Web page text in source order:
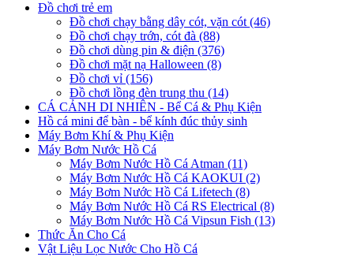
Đồ chơi trẻ em
Đồ chơi chạy bằng dây cót, vặn cót (46)
Đồ chơi chạy trớn, cót đà (88)
Đồ chơi dùng pin & điện (376)
Đồ chơi mặt nạ Halloween (8)
Đồ chơi vỉ (156)
Đồ chơi lồng đèn trung thu (14)
CÁ CẢNH DI NHIÊN - Bể Cá & Phụ Kiện
Hồ cá mini để bàn - bể kính đúc thủy sinh
Máy Bơm Khí & Phụ Kiện
Máy Bơm Nước Hồ Cá
Máy Bơm Nước Hồ Cá Atman (11)
Máy Bơm Nước Hồ Cá KAOKUI (2)
Máy Bơm Nước Hồ Cá Lifetech (8)
Máy Bơm Nước Hồ Cá RS Electrical (8)
Máy Bơm Nước Hồ Cá Vipsun Fish (13)
Thức Ăn Cho Cá
Vật Liệu Lọc Nước Cho Hồ Cá